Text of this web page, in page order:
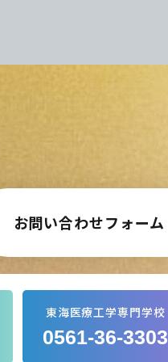
お問い合わせフォーム
東海医療工学専門学校
0561-36-3303